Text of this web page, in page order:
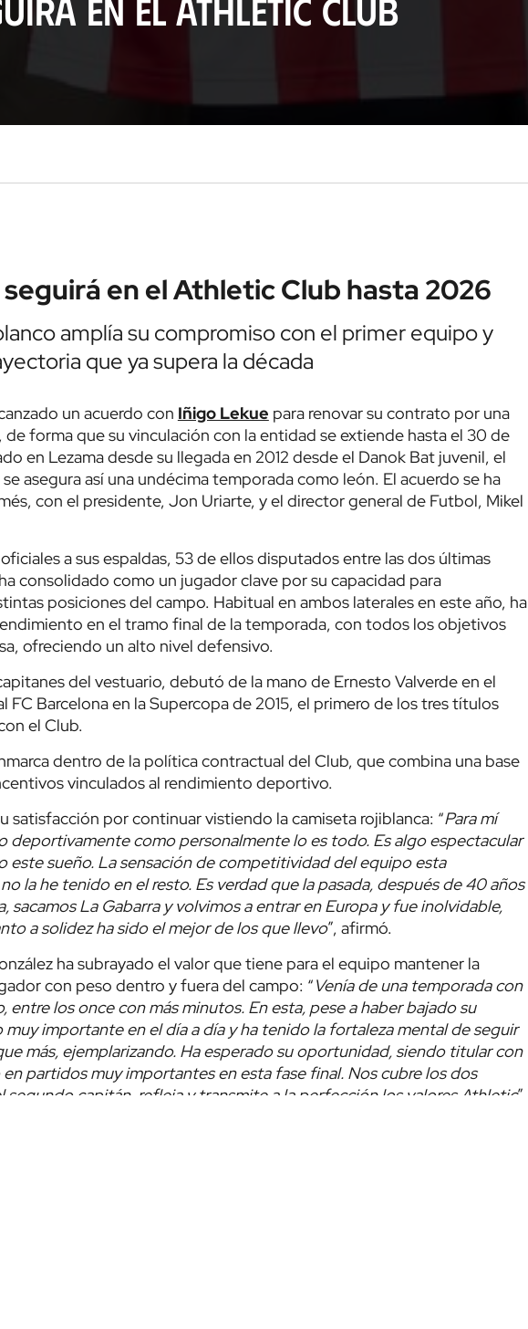
en el Athletic Club
en el Athletic Club hasta 2026
amplía su compromiso con el primer equipo y
que ya supera la década
un acuerdo con Iñigo Lekue para renovar su contrato por una
forma que su vinculación con la entidad se extiende hasta el 30 de
en Lezama desde su llegada en 2012 desde el Danok Bat juvenil, el
asegura así una undécima temporada como león. El acuerdo se ha
con el presidente, Jon Uriarte, y el director general de Futbol, Mikel
a sus espaldas, 53 de ellos disputados entre las dos últimas
consolidado como un jugador clave por su capacidad para
posiciones del campo. Habitual en ambos laterales en este año, ha
en el tramo final de la temporada, con todos los objetivos
ofreciendo un alto nivel defensivo.
del vestuario, debutó de la mano de Ernesto Valverde en el
Barcelona en la Supercopa de 2015, el primero de los tres títulos
el Club.
dentro de la política contractual del Club, que combina una base
vinculados al rendimiento deportivo.
satisfacción por continuar vistiendo la camiseta rojiblanca: “Para mí
deportivamente como personalmente lo es todo. Es algo espectacular
este sueño. La sensación de competitividad del equipo esta
la he tenido en el resto. Es verdad que la pasada, después de 40 años
sacamos La Gabarra y volvimos a entrar en Europa y fue inolvidable,
a solidez ha sido el mejor de los que llevo”, afirmó.
ha subrayado el valor que tiene para el equipo mantener la
con peso dentro y fuera del campo: “Venía de una temporada con
entre los once con más minutos. En esta, pese a haber bajado su
importante en el día a día y ha tenido la fortaleza mental de seguir
más, ejemplarizando. Ha esperado su oportunidad, siendo titular con
partidos muy importantes en esta fase final. Nos cubre los dos
segundo capitán, refleja y transmite a la perfección los valores Athletic”.